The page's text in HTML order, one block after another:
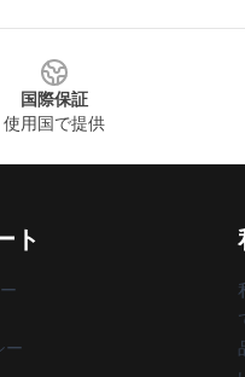
国際保証
使用国で提供
ト
ー